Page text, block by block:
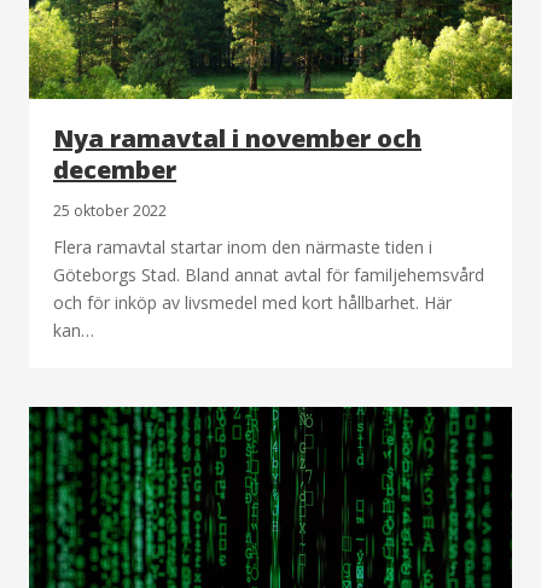
Nya ramavtal i november och
december
25 oktober 2022
Flera ramavtal startar inom den närmaste tiden i
Göteborgs Stad. Bland annat avtal för familjehemsvård
och för inköp av livsmedel med kort hållbarhet. Här
kan…